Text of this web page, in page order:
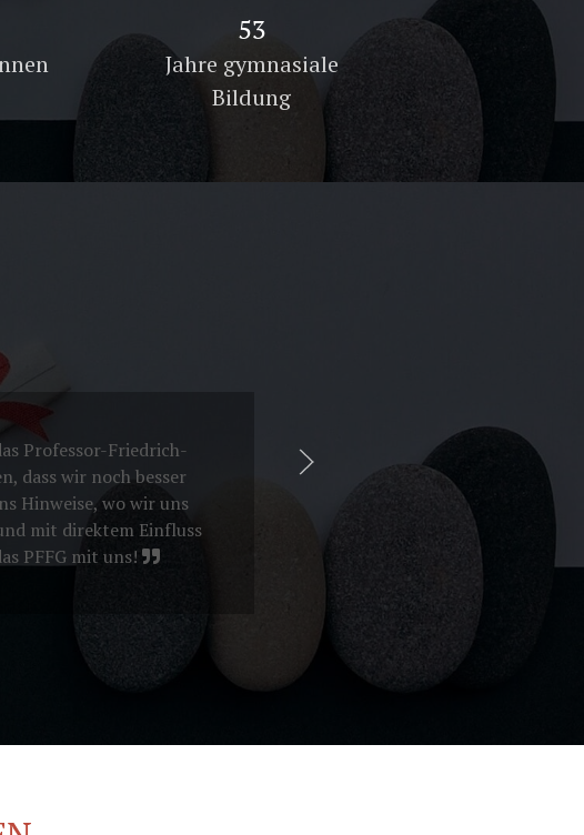
84
Jahre gymnasiale
Bildung
Professor-Friedrich-
dass wir noch besser
Hinweise, wo wir uns
mit direktem Einfluss
PFFG mit uns!